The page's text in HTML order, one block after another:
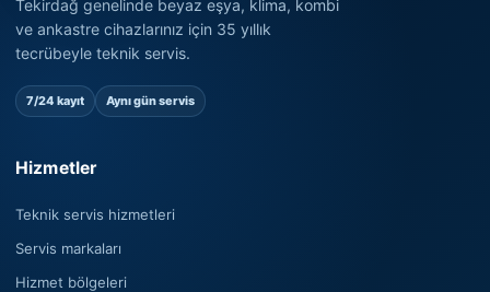
Tekirdağ genelinde beyaz eşya, klima, kombi
ve ankastre cihazlarınız için 35 yıllık
tecrübeyle teknik servis.
7/24 kayıt Aynı gün servis
Hizmetler
Teknik servis hizmetleri
Servis markaları
Hizmet bölgeleri